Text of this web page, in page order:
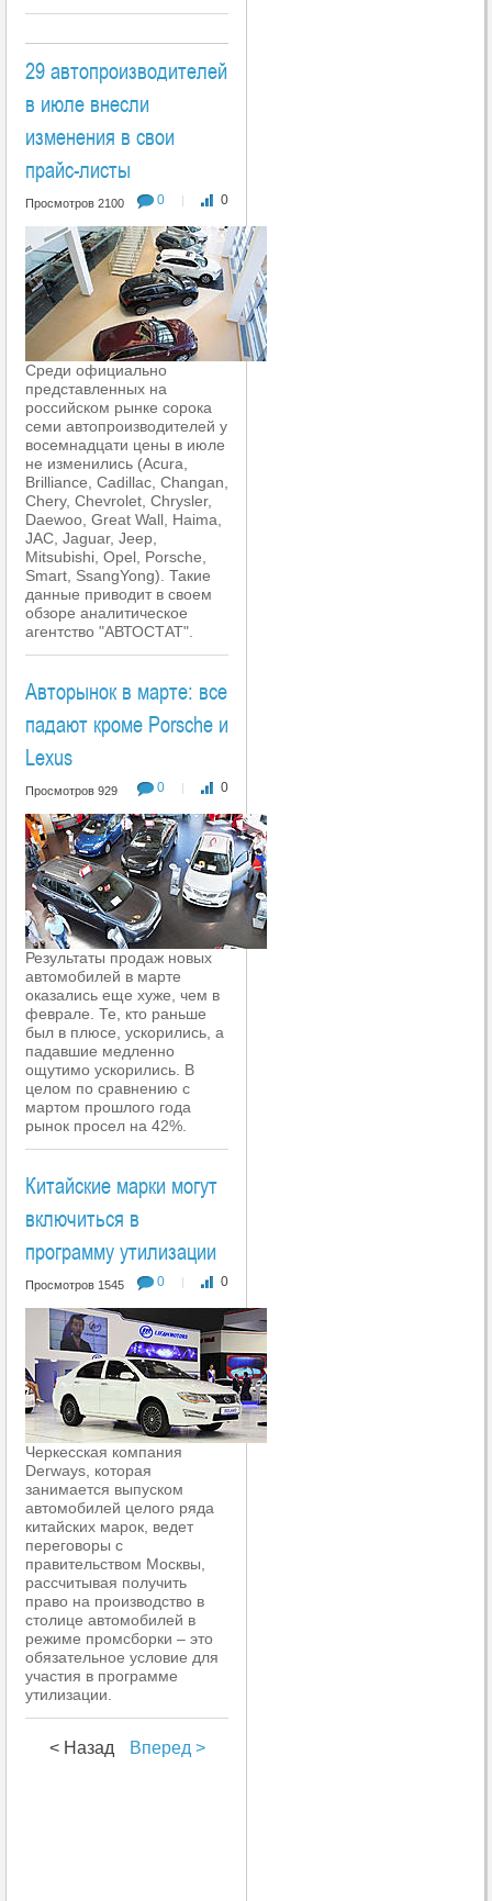
29 автопроизводителей
в июле внесли
изменения в свои
прайс-листы
0 | 0
Просмотров 2100
Среди официально
представленных на
российском рынке сорока
семи автопроизводителей у
восемнадцати цены в июле
не изменились (Acura,
Brilliance, Cadillac, Changan,
Chery, Chevrolet, Chrysler,
Daewoo, Great Wall, Haima,
JAC, Jaguar, Jeep,
Mitsubishi, Opel, Porsche,
Smart, SsangYong). Такие
данные приводит в своем
обзоре аналитическое
агентство "АВТОСТАТ".
Авторынок в марте: все
падают кроме Porsche и
Lexus
0 | 0
Просмотров 929
Результаты продаж новых
автомобилей в марте
оказались еще хуже, чем в
феврале. Те, кто раньше
был в плюсе, ускорились, а
падавшие медленно
ощутимо ускорились. В
целом по сравнению с
мартом прошлого года
рынок просел на 42%.
Китайские марки могут
включиться в
программу утилизации
0 | 0
Просмотров 1545
Черкесская компания
Derways, которая
занимается выпуском
автомобилей целого ряда
китайских марок, ведет
переговоры с
правительством Москвы,
рассчитывая получить
право на производство в
столице автомобилей в
режиме промсборки – это
обязательное условие для
участия в программе
утилизации.
< Назад Вперед >